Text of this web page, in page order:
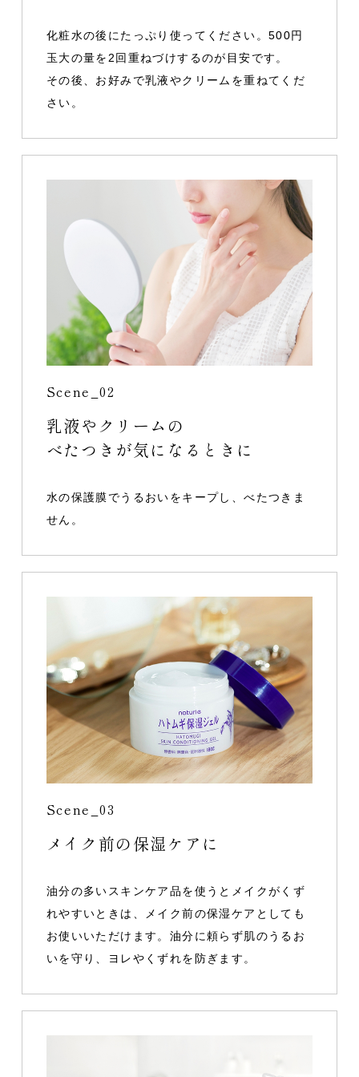
化粧水の後にたっぷり使ってください。500円
玉大の量を2回重ねづけするのが目安です。
その後、お好みで乳液やクリームを重ねてくだ
さい。
Scene_02
乳液やクリームの
べたつきが気になるときに
水の保護膜でうるおいをキープし、べたつきま
せん。
Scene_03
メイク前の保湿ケアに
油分の多いスキンケア品を使うとメイクがくず
れやすいときは、メイク前の保湿ケアとしても
お使いいただけます。油分に頼らず肌のうるお
いを守り、ヨレやくずれを防ぎます。